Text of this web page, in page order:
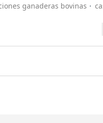
ganaderas bovinas